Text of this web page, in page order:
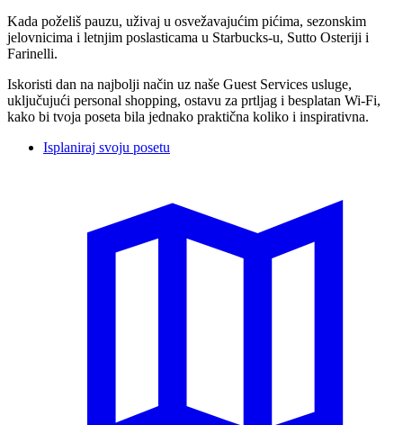
Kada poželiš pauzu, uživaj u osvežavajućim pićima, sezonskim
jelovnicima i letnjim poslasticama u Starbucks-u, Sutto Osteriji i
Farinelli.
Iskoristi dan na najbolji način uz naše Guest Services usluge,
uključujući personal shopping, ostavu za prtljag i besplatan Wi-Fi,
kako bi tvoja poseta bila jednako praktična koliko i inspirativna.
Isplaniraj svoju posetu